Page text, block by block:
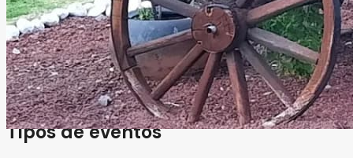
Finca La Reliquia es el lugar ideal para celebrar eventos con
una hermosa vista de la ciudad de Querétaro. Ofrece un
ambiente encantador y único, acompañado de un equipo
que brinda apoyo durante toda la planeación para lograr
una celebración memorable.
Tipos de eventos